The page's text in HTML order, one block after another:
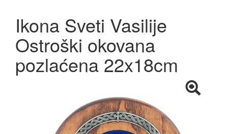
Ikona Sveti Vasilije
Ostroški okovana
pozlaćena 22x18cm